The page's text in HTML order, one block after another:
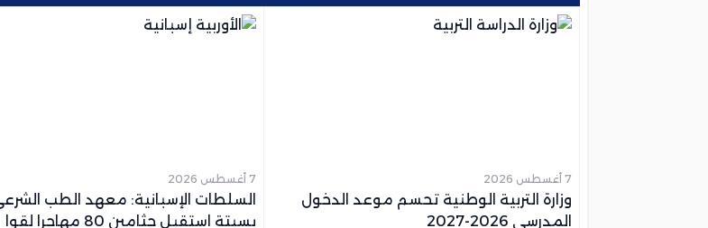
7 أغسطس 2026
وزارة التربية الوطنية تحسم موعد الدخول
المدرسي 2026-2027
7 أغسطس 2026
السلطات الإسبانية: معهد الطب
بسبتة استقبل جثامين 80 مهاجرا لقوا